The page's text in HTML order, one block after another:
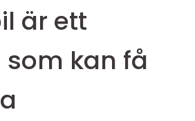
är ett
kan få